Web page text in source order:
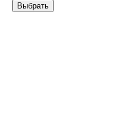
Выбрать